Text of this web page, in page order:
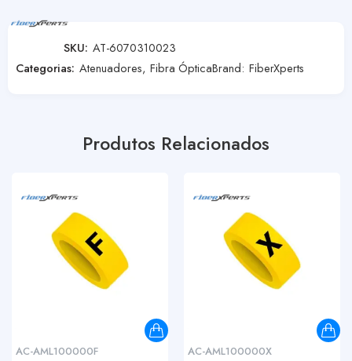
SKU: AT-6070310023
Categorias: Atenuadores, Fibra ÓpticaBrand: FiberXperts
Produtos Relacionados
AC-AML100000F AC-AML100000X